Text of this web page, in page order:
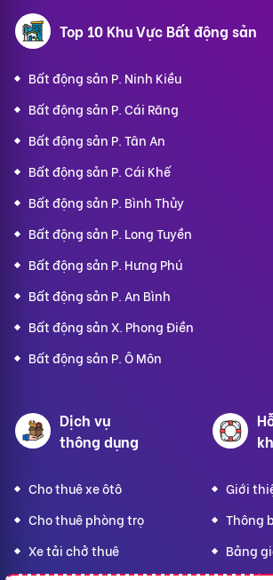
Top 10 Khu Vực Bất động sản
Bất động sản P. Ninh Kiều
Bất động sản P. Cái Răng
Bất động sản P. Tân An
Bất động sản P. Cái Khế
Bất động sản P. Bình Thủy
Bất động sản P. Long Tuyền
Bất động sản P. Hưng Phú
Bất động sản P. An Bình
Bất động sản X. Phong Điền
Bất động sản P. Ô Môn
Dịch vụ
thông dụng
Cho thuê xe ôtô
Cho thuê phòng trọ
Xe tải chở thuê
Giới
Thông
Bảng